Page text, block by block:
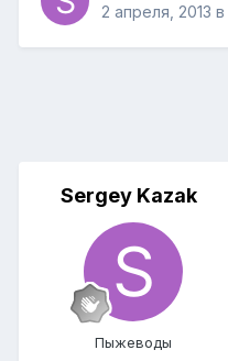
2 апреля, 2013 в
Sergey Kazak
Пыжеводы